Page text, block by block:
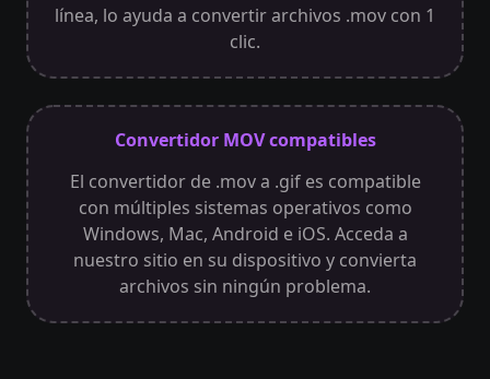
línea, lo ayuda a convertir archivos .mov con 1
clic.
Convertidor MOV compatibles
El convertidor de .mov a .gif es compatible
con múltiples sistemas operativos como
Windows, Mac, Android e iOS. Acceda a
nuestro sitio en su dispositivo y convierta
archivos sin ningún problema.